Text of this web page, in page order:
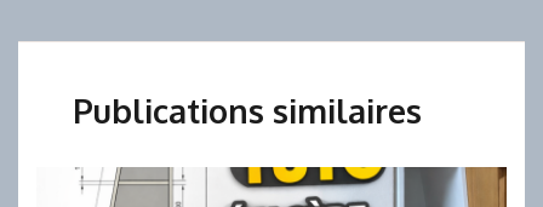
Publications similaires